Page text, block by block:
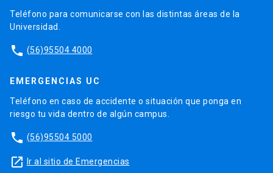
Teléfono para comunicarse con las distintas áreas de la
Universidad.
phone (56)95504 4000
EMERGENCIAS UC
Teléfono en caso de accidente o situación que ponga en
riesgo tu vida dentro de algún campus.
phone (56)95504 5000
launch Ir al sitio de Emergencias